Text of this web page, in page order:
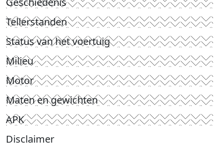
Tellerstanden
Status van het voertuig
Milieu
Motor
Maten en gewichten
APK
Disclaimer